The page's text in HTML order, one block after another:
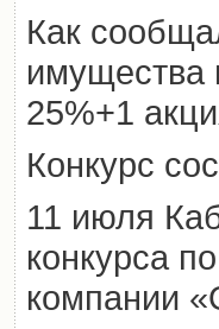
Как
имущества
25%+1
Конкурс
11 июля
конкурса
компании